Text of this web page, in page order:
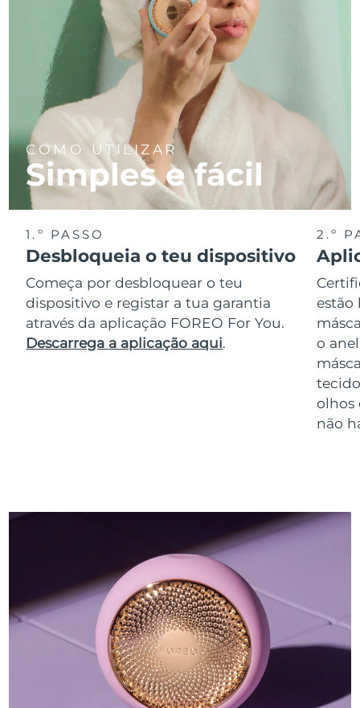
COMO UTILIZAR
Simples e fácil
1.º PASSO
Desbloqueia o teu dispositivo
Começa por desbloquear o teu
dispositivo e registar a tua garantia
através da aplicação FOREO For You.
Descarrega a aplicação aqui.
2.º
estão
o
olhos
não